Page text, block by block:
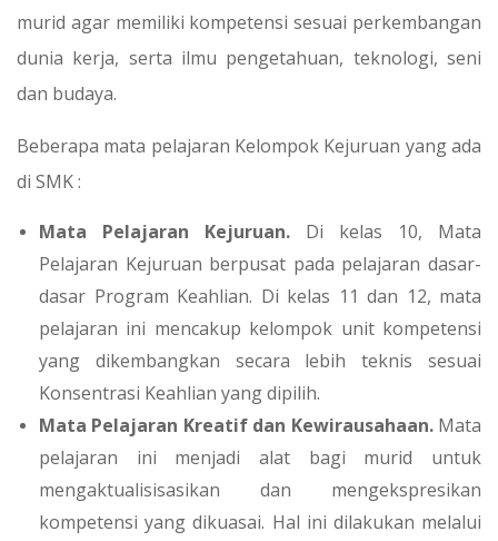
murid agar memiliki kompetensi sesuai perkembangan
dunia kerja, serta ilmu pengetahuan, teknologi, seni
dan budaya.
Beberapa mata pelajaran Kelompok Kejuruan yang ada
di SMK :
Mata Pelajaran Kejuruan. Di kelas 10, Mata
Pelajaran Kejuruan berpusat pada pelajaran dasar-
dasar Program Keahlian. Di kelas 11 dan 12, mata
pelajaran ini mencakup kelompok unit kompetensi
yang dikembangkan secara lebih teknis sesuai
Konsentrasi Keahlian yang dipilih.
Mata Pelajaran Kreatif dan Kewirausahaan.Mata
pelajaran ini menjadi alat bagi murid untuk
mengaktualisisasikan dan mengekspresikan
kompetensi yang dikuasai. Hal ini dilakukan melalui